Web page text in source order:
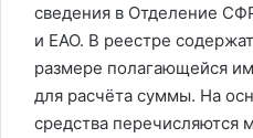
сведения в Отделение
и ЕАО. В реестре
размере полагающейся
для расчёта суммы. На
средства перечисляются